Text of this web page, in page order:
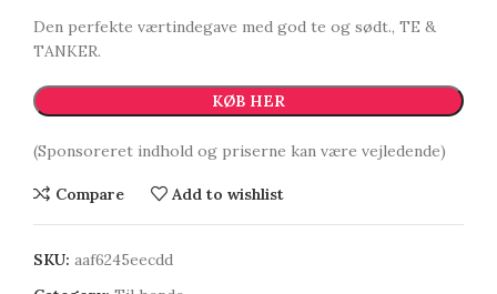
Den perfekte værtindegave med god te og sødt., TE &
TANKER.
KØB HER
(Sponsoreret indhold og priserne kan være vejledende)
Compare Add to wishlist
SKU: aaf6245eecdd